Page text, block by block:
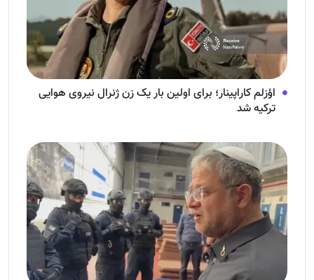
اؤزلم کاراپینار؛ برای اولین بار یک زن ژنرال نیروی هوایی
ترکیه شد